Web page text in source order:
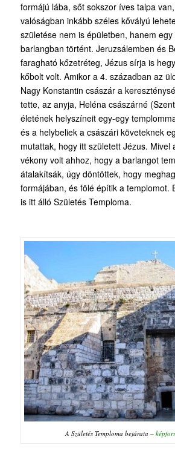
formájú lába, sőt sokszor íves talpa
valóságban inkább széles kővályú
születése nem is épületben, hanem
barlangban történt. Jeruzsálemben és
faragható kőzetréteg, Jézus sírja is
kőbolt volt. Amikor a 4. században az
Nagy Konstantin császár a
tette, az anyja, Heléna császárné
életének helyszíneit egy-egy
és a helybeliek a császári követeknek
mutattak, hogy itt született Jézus. Mivel
vékony volt ahhoz, hogy a barlangot
átalakítsák, úgy döntöttek, hogy
formájában, és fölé építik a templomot.
is itt álló Születés Temploma.
A Születés Temploma bejárata –